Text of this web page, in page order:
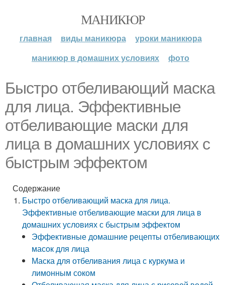
МАНИКЮР
главная виды маникюра
уроки маникюра
маникюр в домашних условиях
фото
Быстро отбеливающий маска
для лица. Эффективные
отбеливающие маски для
лица в домашних условиях с
быстрым эффектом
Содержание
Быстро отбеливающий маска для лица.
Эффективные отбеливающие маски для лица в
домашних условиях с быстрым эффектом
Эффективные домашние рецепты отбеливающих
масок для лица
Маска для отбеливания лица с куркума и
лимонным соком